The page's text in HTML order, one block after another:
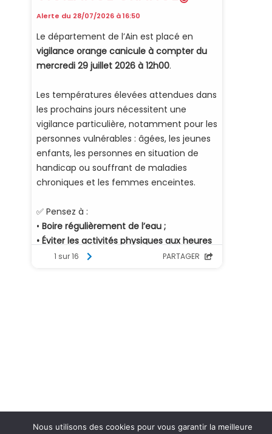
Nous utilisons des cookies pour vous garantir la meilleure